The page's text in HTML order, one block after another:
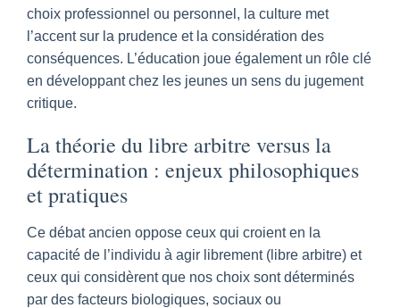
choix professionnel ou personnel, la culture met
l’accent sur la prudence et la considération des
conséquences. L’éducation joue également un rôle clé
en développant chez les jeunes un sens du jugement
critique.
La théorie du libre arbitre versus la
détermination : enjeux philosophiques
et pratiques
Ce débat ancien oppose ceux qui croient en la
capacité de l’individu à agir librement (libre arbitre) et
ceux qui considèrent que nos choix sont déterminés
par des facteurs biologiques, sociaux ou